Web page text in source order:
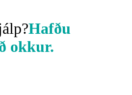
Hafðu
okkur.